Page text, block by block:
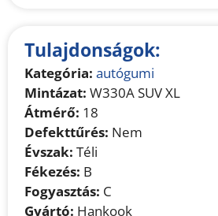
Tulajdonságok:
Kategória: autógumi
Mintázat: W330A SUV XL
Átmérő: 18
Defekttűrés: Nem
Évszak: Téli
Fékezés: B
Fogyasztás: C
Gyártó: Hankook